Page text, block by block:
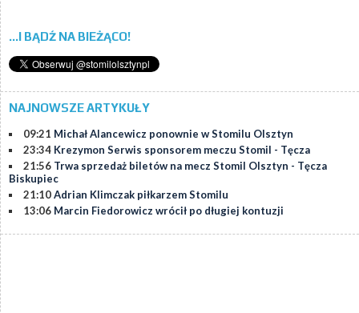
...I BĄDŹ NA BIEŻĄCO!
NAJNOWSZE ARTYKUŁY
09:21 Michał Alancewicz ponownie w Stomilu Olsztyn
23:34 Krezymon Serwis sponsorem meczu Stomil - Tęcza
21:56 Trwa sprzedaż biletów na mecz Stomil Olsztyn - Tęcza
Biskupiec
21:10Adrian Klimczak piłkarzem Stomilu
13:06 Marcin Fiedorowicz wrócił po długiej kontuzji